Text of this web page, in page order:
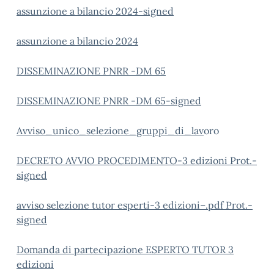
assunzione a bilancio 2024-signed
assunzione a bilancio 2024
DISSEMINAZIONE PNRR -DM 65
DISSEMINAZIONE PNRR -DM 65-signed
Avviso_unico_selezione_gruppi_di_lavoro
DECRETO AVVIO PROCEDIMENTO-3 edizioni Prot.-
signed
avviso selezione tutor esperti-3 edizioni–.pdf Prot.-
signed
Domanda di partecipazione ESPERTO TUTOR 3
edizioni